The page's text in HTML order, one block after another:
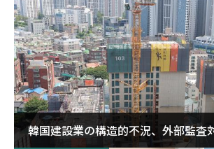
韓国建設業の構造的不況、外部監査